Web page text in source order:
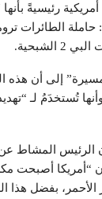
رئيسيةً
حاملة الطائرات
إلى أن هذه
تُستخدَمُ لـ
المشاط عن
“أمريكا أصبحت
الأحمر، بفضل هذا